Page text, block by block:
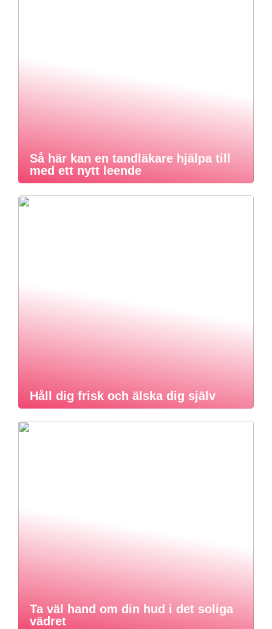
Så här kan en tandläkare hjälpa till
med ett nytt leende
Håll dig frisk och älska dig själv
Ta väl hand om din hud i det soliga
vädret